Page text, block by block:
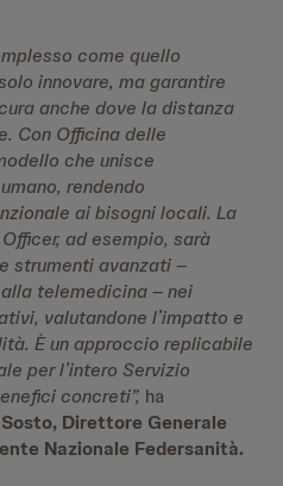
come quello
innovare, ma garantire
anche dove la distanza
Con Officina delle
che unisce
rendendo
ai bisogni locali. La
ad esempio, sarà
strumenti avanzati –
telemedicina – nei
valutandone l’impatto e
È un approccio replicabile
per l’intero Servizio
concreti”, ha
Direttore Generale
Nazionale Federsanità.